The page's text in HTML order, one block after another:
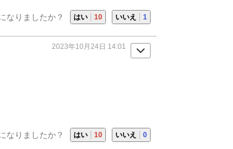
なりましたか？ はい 10 いいえ 1
2023年10月24日 14:01
なりましたか？ はい 10 いいえ 0